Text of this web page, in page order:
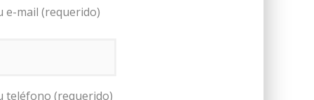
e-mail (requerido)
teléfono (requerido)